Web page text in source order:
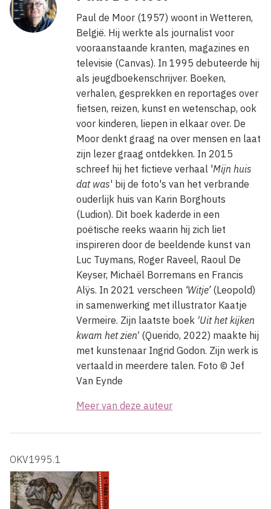
Paul de Moor (1957) woont in Wetteren,
België. Hij werkte als journalist voor
vooraanstaande kranten, magazines en
televisie (Canvas). In 1995 debuteerde hij
als jeugdboekenschrijver. Boeken,
verhalen, gesprekken en reportages over
fietsen, reizen, kunst en wetenschap, ook
voor kinderen, liepen in elkaar over. De
Moor denkt graag na over mensen en laat
zijn lezer graag ontdekken. In 2015
schreef hij het fictieve verhaal 'Mijn huis
dat was' bij de foto's van het verbrande
ouderlijk huis van Karin Borghouts
(Ludion). Dit boek kaderde in een
poëtische reeks waarin hij zich liet
inspireren door de beeldende kunst van
Luc Tuymans, Roger Raveel, Raoul De
Keyser, Michaël Borremans en Francis
Alÿs. In 2021 verscheen ‘Witje’(Leopold)
in samenwerking met illustrator Kaatje
Vermeire. Zijn laatste boek 'Uit het kijken
kwam het zien' (Querido, 2022) maakte hij
met kunstenaar Ingrid Godon. Zijn werk is
vertaald in meerdere talen. Foto © Jef
Van Eynde
Meer van deze auteur
OKV1995.1